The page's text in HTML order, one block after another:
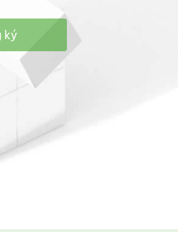
ký